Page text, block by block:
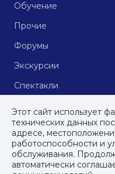
Обучение
Прочие
Форумы
Экскурсии
Спектакли
© СПб ГБУДПО
ПОЛИТИКА
Этот сайт использует
технических данных
адресе,
работоспособности и
обслуживания.
автоматически